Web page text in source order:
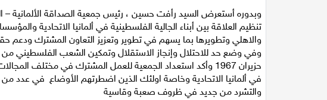
وبدوره أستعرض السيد رأفت حسين ، رئيس جمعية الصداقة الألمانية –
تنظيم العلاقة بين أبناء الجالية الفلسطينية في ألمانيا الاتحادية
والاهلي وتطويرها بما يسهم في تطوير وتعزيز التعاون المشترك ودعم
وفي وضع حد للاحتلال وإنجاز الاستقلال وتمكين الشعب الفلسطيني
حزيران 1967 وأكد استعداد الجمعية للعمل المشترك في مختلف
في ألمانيا الاتحادية وخاصة اولئك الذين اضطرتهم الأوضاع في عدد من
والتشرد من جديد في ظروف صعبة وقاسية